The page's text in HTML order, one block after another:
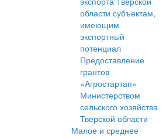
области субъектам,
имеющим
экспортный
потенциал
Предоставление
грантов
«Агростартап»
Министерством
сельского хозяйства
Тверской области
Малое и среднее